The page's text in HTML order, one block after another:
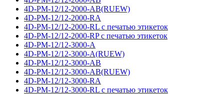
4D-PM-12/12-2000-AB(RUEW)
4D-PM-12/12-2000-RA
4D-PM-12/12-2000-RL с печатью этикеток
4D-PM-12/12-2000-RP с печатью этикеток
4D-PM-12/12-3000-A
4D-PM-12/12-3000-A(RUEW)
4D-PM-12/12-3000-AB
4D-PM-12/12-3000-AB(RUEW)
4D-PM-12/12-3000-RA
4D-PM-12/12-3000-RL с печатью этикеток